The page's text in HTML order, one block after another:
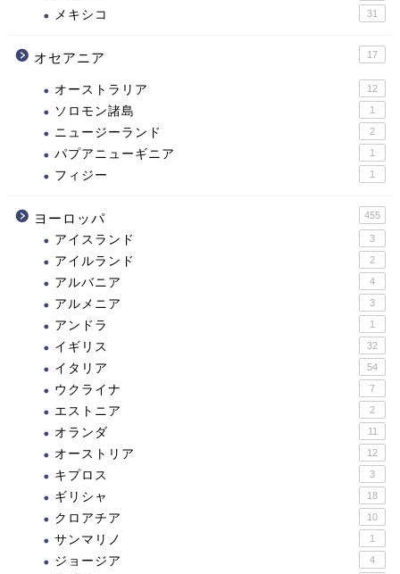
メキシコ 31
オセアニア 17
オーストラリア 12
ソロモン諸島 1
ニュージーランド 2
パプアニューギニア 1
フィジー 1
ヨーロッパ 455
アイスランド 3
アイルランド 2
アルバニア 4
アルメニア 3
アンドラ 1
イギリス 32
イタリア 54
ウクライナ 7
エストニア 2
オランダ 11
オーストリア 12
キプロス 3
ギリシャ 18
クロアチア 10
サンマリノ 1
ジョージア 4